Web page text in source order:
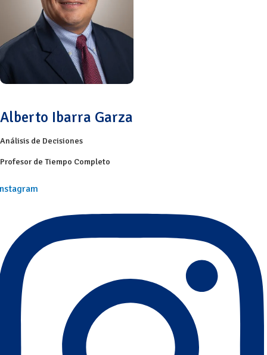
Alberto Ibarra Garza
Análisis de Decisiones
Profesor de Tiempo Completo